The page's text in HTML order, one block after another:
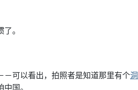
。
可以看出，拍照者是知道那里有个洞
国。